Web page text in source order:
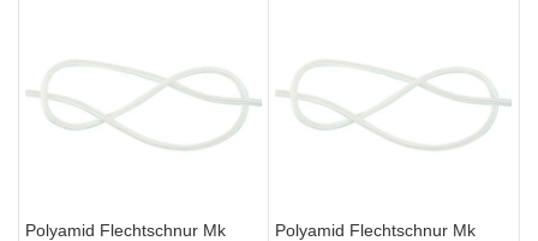
Polyamid Flechtschnur Mk
Polyamid Flechtschnur Mk